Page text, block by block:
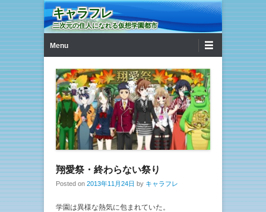
キャラフレ
二次元の住人になれる仮想学園都市
Menu
翔愛祭・終わらない祭り
Posted on 2013年11月24日 by キャラフレ
学園は異様な熱気に包まれていた。